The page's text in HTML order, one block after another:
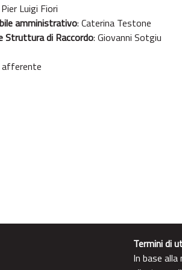
Pier Luigi Fiori
amministrativo: Caterina Testone
Struttura di Raccordo: Giovanni Sotgiu
afferente
Termini di
In base